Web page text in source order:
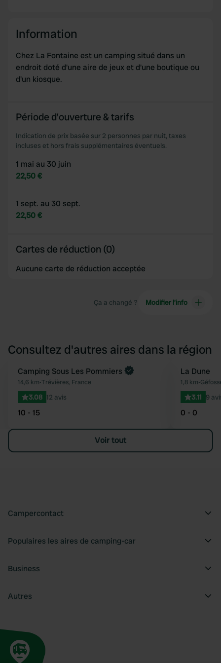
Information
Chez La Fontaine est un camping situé dans un
endroit doté d'une aire de jeux et d'une boutique ou
d'un kiosque.
Période d'ouverture & tarifs
Indication de prix basée sur 2 personnes par nuit, taxes
incluses et hors frais supplémentaires éventuels.
1 mai au 30 juin
22,50 €
1 sept. au 30 sept.
22,50 €
Cartes de réduction (0)
Aucune carte de réduction acceptée
Ça a changé ? Modifier l’info
Consultez d'autres aires dans la région
Préféré
Reserve maintenant
Camping Sous Les Pommiers
14,6 km•Trévières, France
3.08 12 avis
10 - 15
La Dune
1,8 km•
3.11 9
0 - 0
Voir tout
Campercontact
Populaires les aires de camping-car
Business
Autres